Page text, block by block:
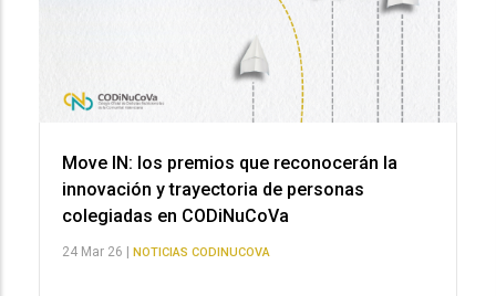
Move IN: los premios que reconocerán la
innovación y trayectoria de personas
colegiadas en CODiNuCoVa
24 Mar 26 | NOTICIAS CODINUCOVA